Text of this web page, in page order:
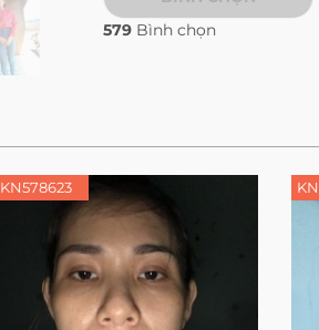
ba chùi nước mắt ?kể từ đó em
sự với ba mẹ hay bất cứ ai
những chuyện em đã trải qua.
579Bình chọn
KN578623